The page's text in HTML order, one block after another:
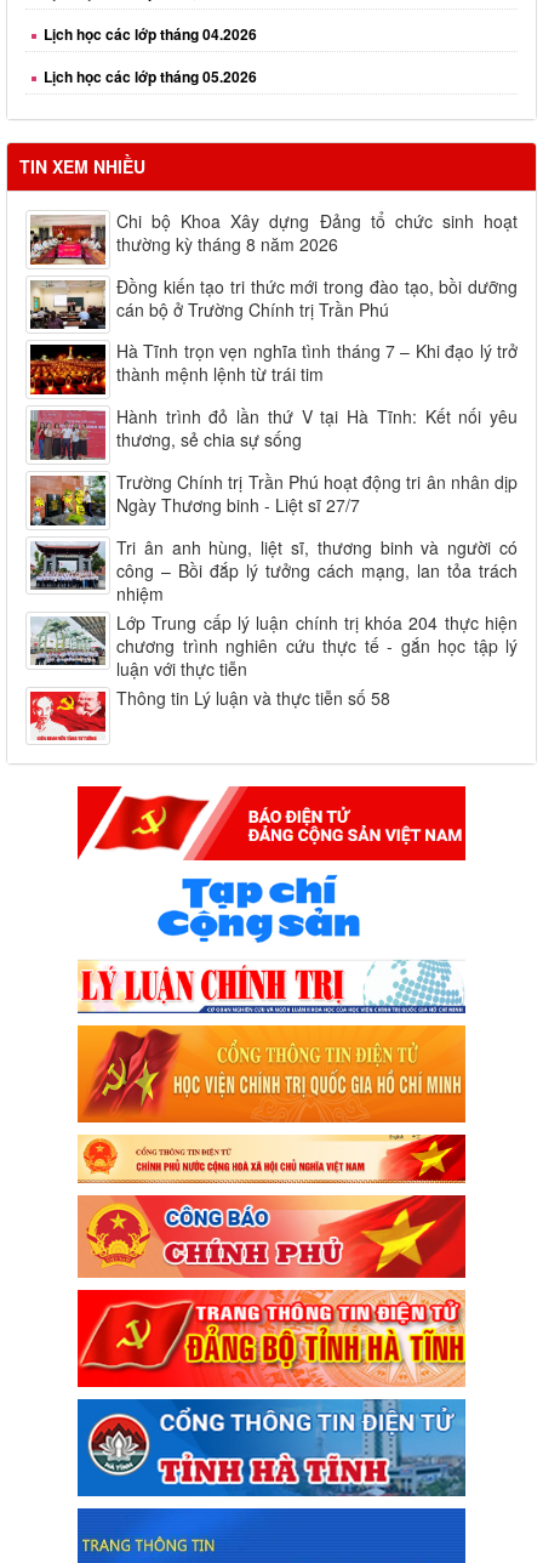
Lịch học các lớp tháng 04.2026
Lịch học các lớp tháng 05.2026
Lịch học các lớp tháng 06.2026
TIN XEM NHIỀU
Chi bộ Khoa Xây dựng Đảng tổ chức sinh hoạt
thường kỳ tháng 8 năm 2026
Đồng kiến tạo tri thức mới trong đào tạo, bồi dưỡng
cán bộ ở Trường Chính trị Trần Phú
Hà Tĩnh trọn vẹn nghĩa tình tháng 7 – Khi đạo lý trở
thành mệnh lệnh từ trái tim
Hành trình đỏ lần thứ V tại Hà Tĩnh: Kết nối yêu
thương, sẻ chia sự sống
Trường Chính trị Trần Phú hoạt động tri ân nhân dịp
Ngày Thương binh - Liệt sĩ 27/7
Tri ân anh hùng, liệt sĩ, thương binh và người có
công – Bồi đắp lý tưởng cách mạng, lan tỏa trách
nhiệm
Lớp Trung cấp lý luận chính trị khóa 204 thực hiện
chương trình nghiên cứu thực tế - gắn học tập lý
luận với thực tiễn
Thông tin Lý luận và thực tiễn số 58